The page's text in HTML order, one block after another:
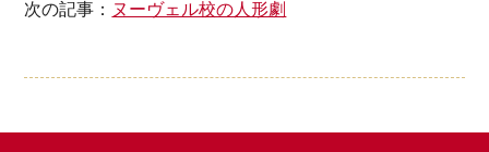
次の記事： ヌーヴェル校の人形劇